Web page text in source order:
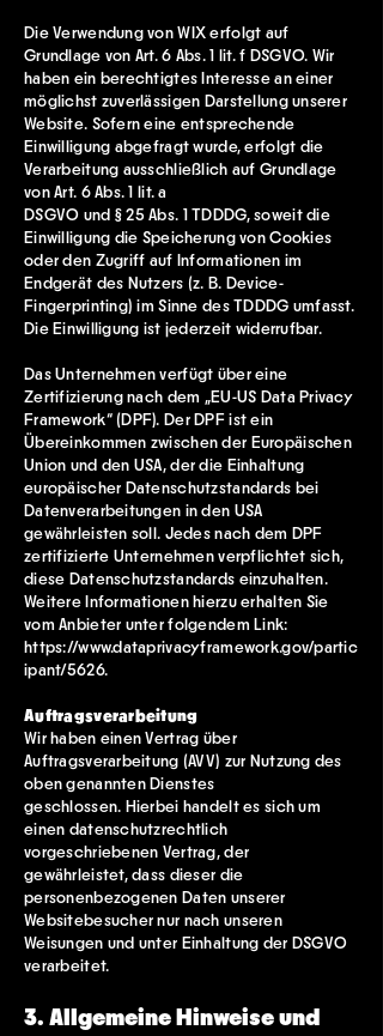
Die Verwendung von WIX erfolgt auf
Grundlage von Art. 6 Abs. 1 lit. f DSGVO. Wir
haben ein berechtigtes Interesse an einer
möglichst zuverlässigen Darstellung unserer
Website. Sofern eine entsprechende
Einwilligung abgefragt wurde, erfolgt die
Verarbeitung ausschließlich auf Grundlage
von Art. 6 Abs. 1 lit. a
DSGVO und § 25 Abs. 1 TDDDG, soweit die
Einwilligung die Speicherung von Cookies
oder den Zugriff auf Informationen im
Endgerät des Nutzers (z. B. Device-
Fingerprinting) im Sinne des TDDDG umfasst.
Die Einwilligung ist jederzeit widerrufbar.
Das Unternehmen verfügt über eine
Zertifizierung nach dem „EU-US Data Privacy
Framework“ (DPF). Der DPF ist ein
Übereinkommen zwischen der Europäischen
Union und den USA, der die Einhaltung
europäischer Datenschutzstandards bei
Datenverarbeitungen in den USA
gewährleisten soll. Jedes nach dem DPF
zertifizierte Unternehmen verpflichtet sich,
diese Datenschutzstandards einzuhalten.
Weitere Informationen hierzu erhalten Sie
vom Anbieter unter folgendem Link:
https://www.dataprivacyframework.gov/partic
ipant/5626.
Auftragsverarbeitung
Wir haben einen Vertrag über
Auftragsverarbeitung (AVV) zur Nutzung des
oben genannten Dienstes
geschlossen. Hierbei handelt es sich um
einen datenschutzrechtlich
vorgeschriebenen Vertrag, der
gewährleistet, dass dieser die
personenbezogenen Daten unserer
Websitebesucher nur nach unseren
Weisungen und unter Einhaltung der DSGVO
verarbeitet.
3. Allgemeine Hinweise und